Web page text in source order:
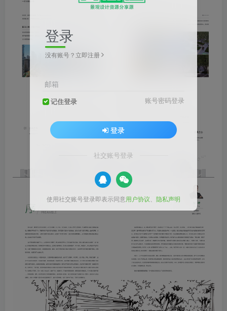
登录
没有账号？立即注册
邮箱
记住登录 账号密码登录
登录
社交账号登录
使用社交账号登录即表示同意用户协议 隐私声明